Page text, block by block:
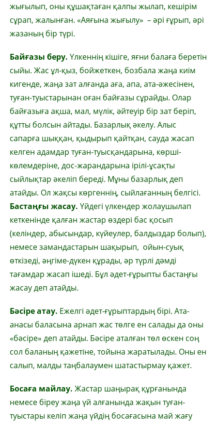
жығылып, оны құшақтаған қалпы жылап, кешірім
сұрап, жалынған. «Аяғына жығылу» – әрі ғұрып, әрі
жазаның бір түрі.
Байғазы беру. Үлкеннің кішіге, яғни балаға беретін
сыйы. Жас ұл-қыз, бойжеткен, бозбала жаңа киім
кигенде, жаңа зат алғанда аға, апа, ата-әжесінен,
туған-туыстарынан оған байғазы сұрайды. Олар
байғазыға ақша, мал, мүлік, әйтеуір бір зат беріп,
құтты болсын айтады. Базарлық әкелу. Алыс
сапарға шыққан, қыдырып қайтқан, сауда жасап
келген адамдар туған-туысқандарына, көрші-
көлемдеріне, дос-жарандарына ірілі-ұсақты
сыйлықтар әкеліп береді. Мұны базарлық деп
атайды. Ол жақсы көргеннің, сыйлағанның белгісі.
Бастаңғы жасау. Үйдегі үлкендер жолаушылап
кеткенінде қалған жастар өздері бас қосып
(келіндер, абысындар, күйеулер, балдыздар болып),
немесе замандастарын шақырып, ойын-суық
өткізеді, әңгіме-дүкен құрады, әр түрлі дәмді
тағамдар жасап ішеді. Бұл әдет-ғұрыпты бастаңғы
жасау деп атайды.
Бәсіре атау. Ежелгі әдет-ғұрыптардың бірі. Ата-
анасы баласына арнап жас төлге ен салады да оны
«бәсіре» деп атайды. Бәсіре аталған төл өскен соң
сол баланың қажетіне, тойына жаратылады. Оны ен
салып, малды таңбалаумен шатастырмау қажет.
Босаға майлау. Жастар шаңырақ құрғанында
немесе біреу жаңа үй алғанында жақын туған-
туыстары келіп жаңа үйдің босағасына май жағу